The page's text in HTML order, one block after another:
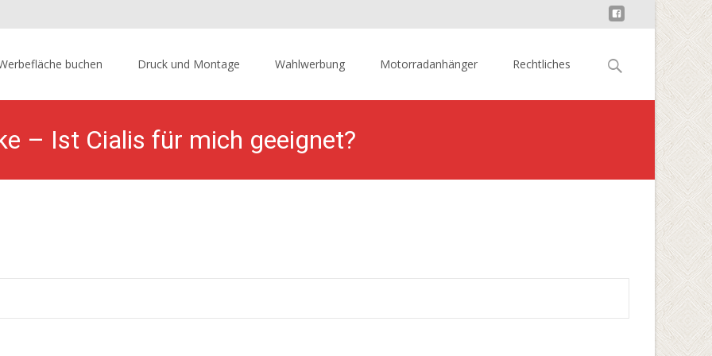
buchen Druck und Montage Wahlwerbung Motorradanhänger Rechtliches
Suchen
nach:
– Ist Cialis für mich geeignet?